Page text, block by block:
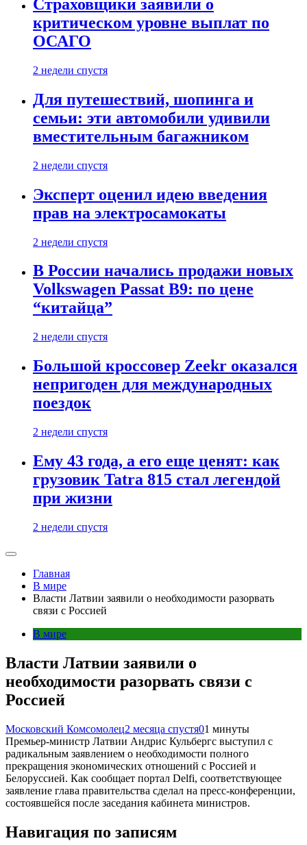
Страховщики заявили о
критическом уровне выплат по
ОСАГО
2 недели спустя
Для путешествий, шопинга и
семьи: эти автомобили удивили
вместительным багажником
2 недели спустя
Эксперт оценил идею введения
прав на электросамокаты
2 недели спустя
В России начались продажи новых
Volkswagen Passat B9: по цене
“китайца”
2 недели спустя
Большой кроссовер Zeekr оказался
непригоден для международных
поездок
2 недели спустя
Ему 43 года, а его еще ценят: как
грузовик Tatra 815 стал легендой
при жизни
2 недели спустя
Главная
В мире
Власти Латвии заявили о необходимости разорвать
связи с Россией
В мире
Власти Латвии заявили о
необходимости разорвать связи с
Россией
Московский Комсомолец2 месяца спустя01 минуты
Премьер-министр Латвии Андрис Кульбергс выступил с
радикальным заявлением о необходимости полного
прекращения экономических отношений с Россией и
Белоруссией. Как сообщает портал Delfi, соответствующее
заявление глава правительства сделал на пресс-конференции,
состоявшейся после заседания кабинета министров.
Навигация по записям